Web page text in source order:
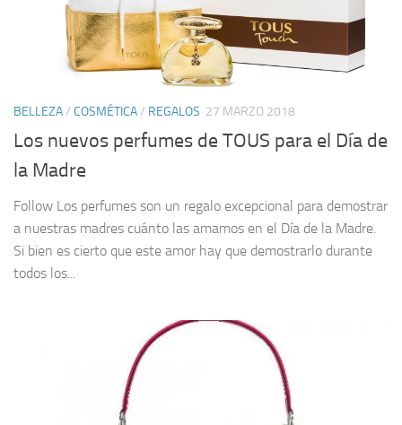
BELLEZA/ COSMÉTICA/ REGALOS 27 MARZO 2018
Los nuevos perfumes de TOUS para el Día de
la Madre
Follow Los perfumes son un regalo excepcional para demostrar
a nuestras madres cuánto las amamos en el Día de la Madre.
Si bien es cierto que este amor hay que demostrarlo durante
todos los...